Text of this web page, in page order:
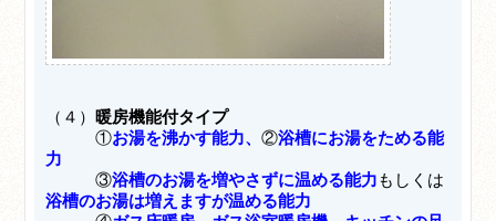
（４） 暖房機能付タイプ
①お湯を沸かす能力、②浴槽にお湯をためる能
力
③浴槽のお湯を増やさずに温める能力もしくは
浴槽のお湯は増えますが温める能力